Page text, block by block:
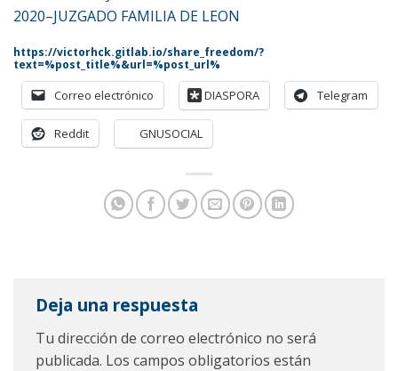
2020–JUZGADO FAMILIA DE LEON
https://victorhck.gitlab.io/share_freedom/?
text=%post_title%&url=%post_url%
Correo electrónico DIASPORA Telegram
Reddit GNUSOCIAL
Deja una respuesta
Tu dirección de correo electrónico no será
publicada. Los campos obligatorios están